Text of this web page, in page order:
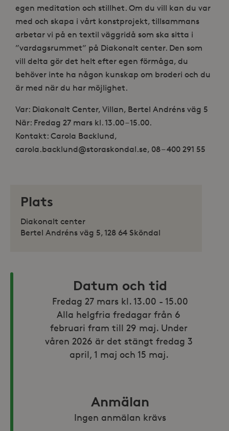
egen meditation och stillhet. Om du vill kan du var
med och skapa i vårt konstprojekt, tillsammans
arbetar vi på en textil väggridå som ska sitta i
”vardagsrummet” på Diakonalt center. Den som
vill delta gör det helt efter egen förmåga, du
behöver inte ha någon kunskap om broderi och du
är med när du har möjlighet.
Var: Diakonalt Center, Villan, Bertel Andréns väg 5
När: Fredag 27 mars kl. 13.00 – 15.00.
Kontakt: Carola Backlund,
carola.backlund@storaskondal.se, 08 – 400 291 55
Plats
Diakonalt center
Bertel Andréns väg 5, 128 64 Sköndal
Datum och tid
Fredag 27 mars kl. 13.00 - 15.00
Alla helgfria fredagar från 6
februari fram till 29 maj. Under
våren 2026 är det stängt fredag 3
april, 1 maj och 15 maj.
Anmälan
Ingen anmälan krävs